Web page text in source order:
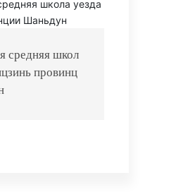
средняя школ
провинц